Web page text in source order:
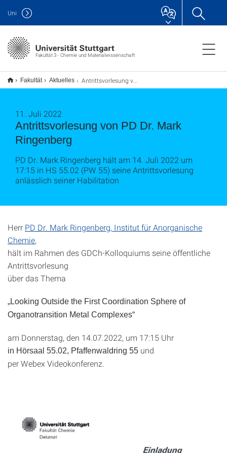
Fakultät 3 - Chemie und Materialwissenschaft
Uni
Fakultät Aktuelles
Antrittsvorlesung von
Antrittsvorlesung von PD Dr. Mark
Ringenberg
11. Juli 2022
PD Dr. Mark Ringenberg hält am 14. Juli 2022 um
17:15 in HS 55.02 (PW 55) seine Antrittsvorlesung
anlässlich seiner Habilitation
Herr PD Dr. Mark Ringenberg, Institut für Anorganische
Chemie,
hält im Rahmen des GDCh-Kolloquiums seine öffentliche
Antrittsvorlesung
über das Thema
„Looking Outside the First Coordination Sphere of
Organotransition Metal Complexes“
am Donnerstag, den 14.07.2022, um 17:15 Uhr
in Hörsaal 55.02, Pfaffenwaldring 55 und
per Webex Videokonferenz.